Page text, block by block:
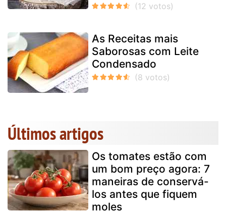
As Receitas mais
Saborosas com Leite
Condensado
Últimos artigos
Os tomates estão com
um bom preço agora: 7
maneiras de conservá-
los antes que fiquem
moles